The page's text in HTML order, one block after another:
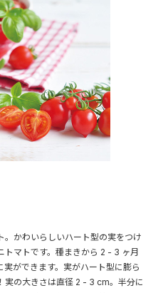
かわいらしいハート型の実をつけ
マトです。種まきから 2 - 3 ヶ月
ができます。実がハート型に膨ら
実の大きさは直径 2 - 3 cm。半分に